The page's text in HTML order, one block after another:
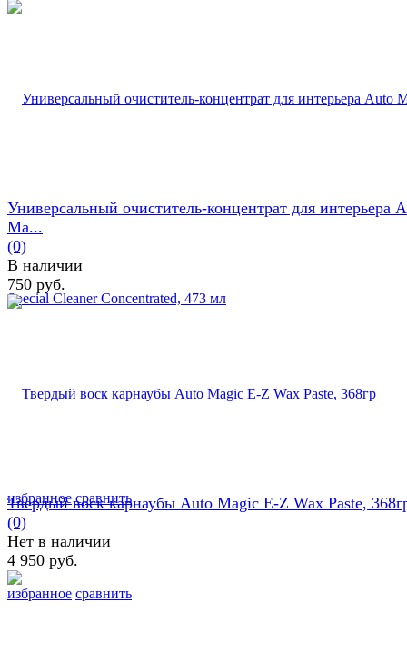
избранное сравнить
Универсальный очиститель-концентрат для интерьера
Ma...
(0)
В наличии
750 руб.
избранное сравнить
Твердый воск карнаубы Auto Magic E-Z Wax Paste,
(0)
Нет в наличии
4 950 руб.